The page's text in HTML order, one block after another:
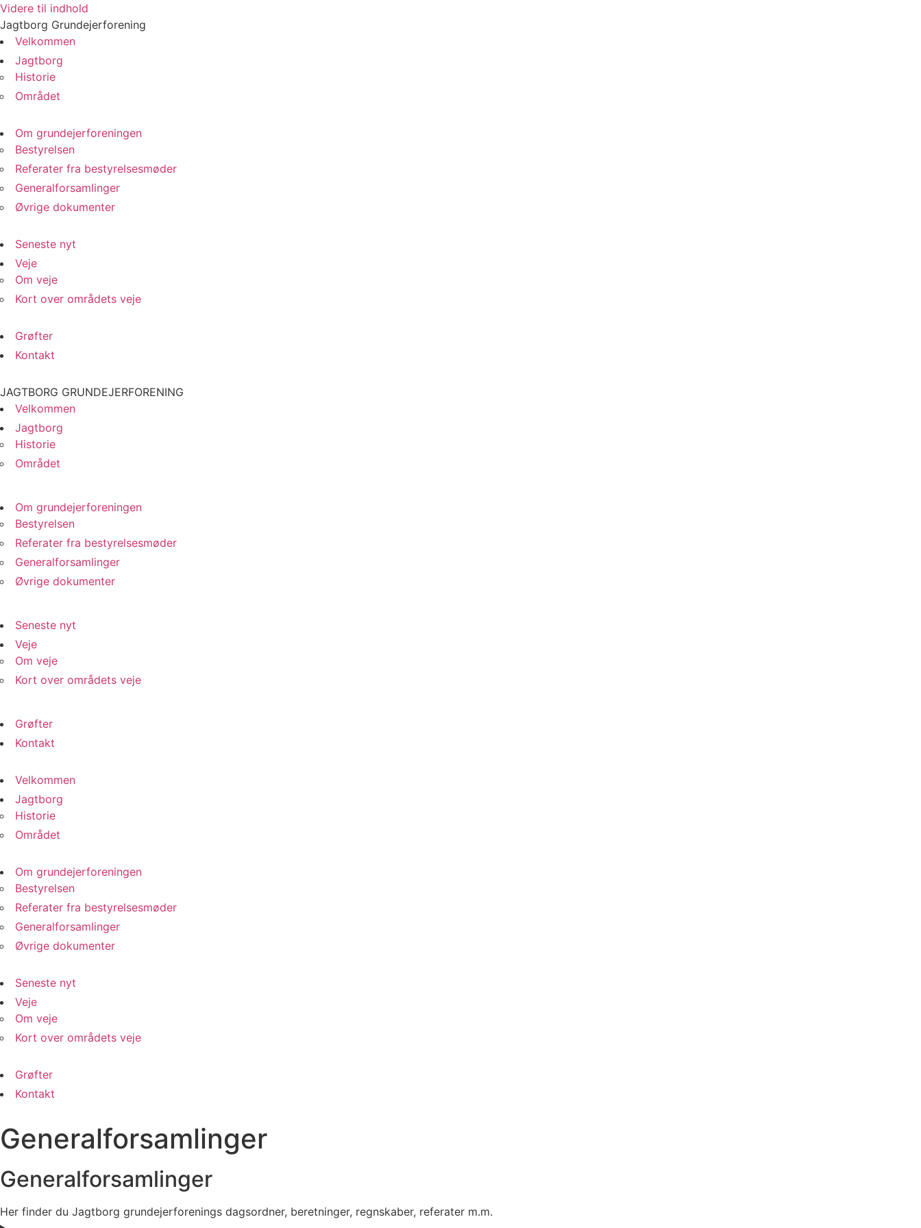
Videre til indhold
Jagtborg Grundejerforening
Velkommen
Jagtborg
Historie
Området
Om grundejerforeningen
Bestyrelsen
Referater fra bestyrelsesmøder
Generalforsamlinger
Øvrige dokumenter
Seneste nyt
Veje
Om veje
Kort over områdets veje
Grøfter
Kontakt
JAGTBORG GRUNDEJERFORENING
Velkommen
Jagtborg
Historie
Området
Om grundejerforeningen
Bestyrelsen
Referater fra bestyrelsesmøder
Generalforsamlinger
Øvrige dokumenter
Seneste nyt
Veje
Om veje
Kort over områdets veje
Grøfter
Kontakt
Velkommen
Jagtborg
Historie
Området
Om grundejerforeningen
Bestyrelsen
Referater fra bestyrelsesmøder
Generalforsamlinger
Øvrige dokumenter
Seneste nyt
Veje
Om veje
Kort over områdets veje
Grøfter
Kontakt
Generalforsamlinger
Generalforsamlinger
Her finder du Jagtborg grundejerforenings dagsordner, beretninger, regnskaber, referater m.m.